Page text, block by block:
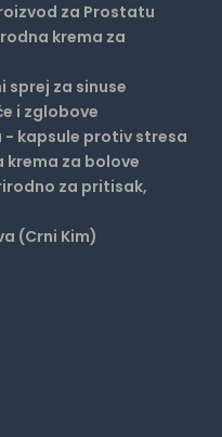
za Prostatu
krema za
sprej za sinuse
i zglobove
kapsule protiv stresa
krema za bolove
za pritisak,
(Crni Kim)